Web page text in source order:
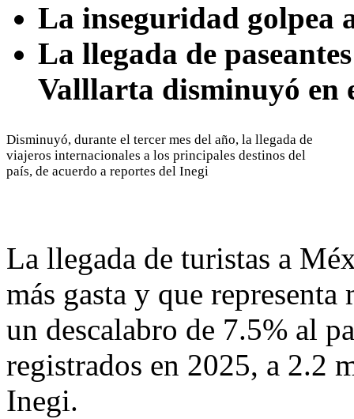
La inseguridad golpea
La llegada de
Valllarta disminuyó en
Disminuyó, durante el tercer mes del año, la llegada de
viajeros internacionales a los principales destinos del
país, de acuerdo a reportes del Inegi
La llegada de turistas a
más gasta y que
un descalabro de 7.5% al
registrados en 2025, a 2.2
Inegi.